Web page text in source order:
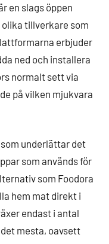
en slags öppen
tillverkare som
erbjuder
ned och installera
normalt sett via
på vilken mjukvara
underlättar det
som används för
som Foodora
hem mat direkt i
endast i antal
mesta, oavsett